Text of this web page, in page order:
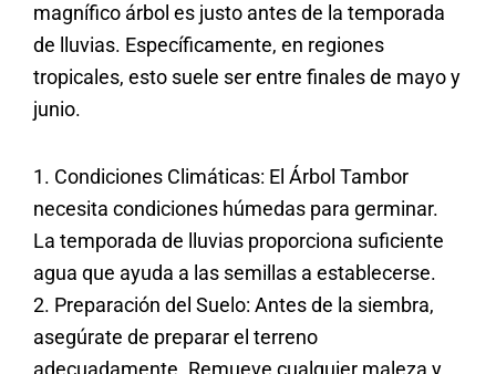
magnífico árbol es justo antes de la temporada
de lluvias. Específicamente, en regiones
tropicales, esto suele ser entre finales de mayo y
junio.
1. Condiciones Climáticas: El Árbol Tambor
necesita condiciones húmedas para germinar.
La temporada de lluvias proporciona suficiente
agua que ayuda a las semillas a establecerse.
2. Preparación del Suelo: Antes de la siembra,
asegúrate de preparar el terreno
adecuadamente. Remueve cualquier maleza y